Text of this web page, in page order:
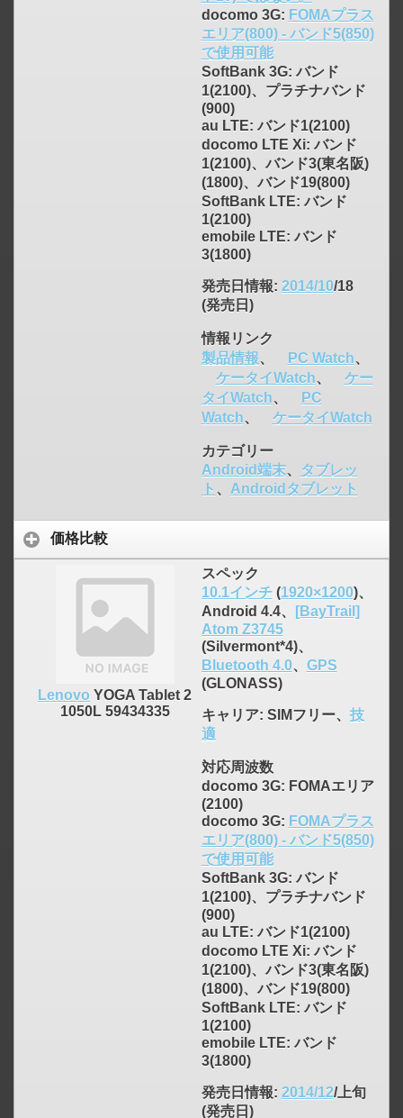
docomo 3G: FOMAプラス
エリア(800) - バンド5(850)
で使用可能
SoftBank 3G: バンド
1(2100)、プラチナバンド
(900)
au LTE: バンド1(2100)
docomo LTE Xi: バンド
1(2100)、バンド3(東名阪)
(1800)、バンド19(800)
SoftBank LTE: バンド
1(2100)
emobile LTE: バンド
3(1800)
発売日情報: 2014/10/18
(発売日)
情報リンク
製品情報、 PC Watch、
ケータイWatch、
ケー
タイWatch、
PC
Watch、 ケータイWatch
カテゴリー
Android端末、
タブレッ
ト 、 Androidタブレット
価格比較
Lenovo YOGA Tablet 2
1050L 59434335
スペック
10.1インチ(1920×1200)、
Android 4.4、
[BayTrail]
Atom Z3745
(Silvermont*4)、
Bluetooth 4.0、 GPS
(GLONASS)
キャリア: SIMフリー、 技
適
対応周波数
docomo 3G: FOMAエリア
(2100)
docomo 3G: FOMAプラス
エリア(800) - バンド5(850)
で使用可能
SoftBank 3G: バンド
1(2100)、プラチナバンド
(900)
au LTE: バンド1(2100)
docomo LTE Xi: バンド
1(2100)、バンド3(東名阪)
(1800)、バンド19(800)
SoftBank LTE: バンド
1(2100)
emobile LTE: バンド
3(1800)
発売日情報: 2014/12/上旬
(発売日)
click to expand contents
click to expand contents